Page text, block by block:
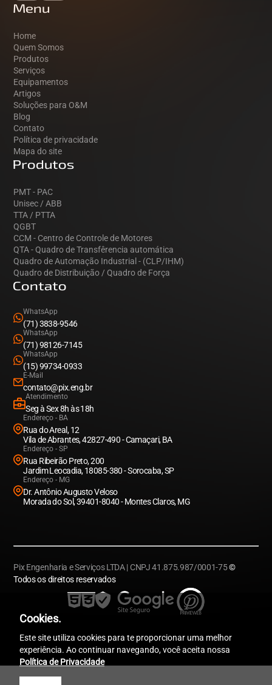
Menu
Home
Quem Somos
Produtos
Serviços
Equipamentos
Artigos
Soluções para O&M
Blog
Contato
Política de privacidade
Mapa do site
Produtos
PMT - PAC
Unisec / ABB
TTA / PTTA
QGBT
CCM - Centro de Controle de Motores
QTA - Quadro de Transfêrencia automática
Quadro de Automação Industrial - (CLP/IHM)
Quadro de Distribuição / Quadro de Força
Contato
WhatsApp
(71) 3838-9546
WhatsApp
(71) 98126-7145
WhatsApp
(15) 99734-0933
E-Mail
contato@pix.eng.br
Atendimento
Seg à Sex 8h às 18h
Endereço - BA
Rua do Areal, 12
Vila de Abrantes, 42827-490 - Camaçari, BA
Endereço - SP
Rua Ribeirão Preto, 200
Jardim Leocadia, 18085-380 - Sorocaba, SP
Endereço - MG
Dr. Antônio Augusto Veloso
Morada do Sol, 39401-8040 - Montes Claros, MG
Pix Engenharia e Serviços LTDA | CNPJ 41.875.987/0001-75©
Todos os direitos reservados
Cookies.
Este site utiliza cookies para te proporcionar uma melhor
experiência. Ao continuar navegando, você aceita nossa
Política de Privacidade